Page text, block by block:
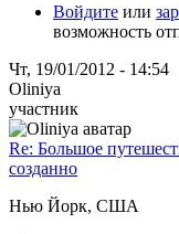
Войдите или
возможность
Чт, 19/01/2012 - 14:54
Oliniya
участник
Re: Большое
созданно
Нью Йорк, США